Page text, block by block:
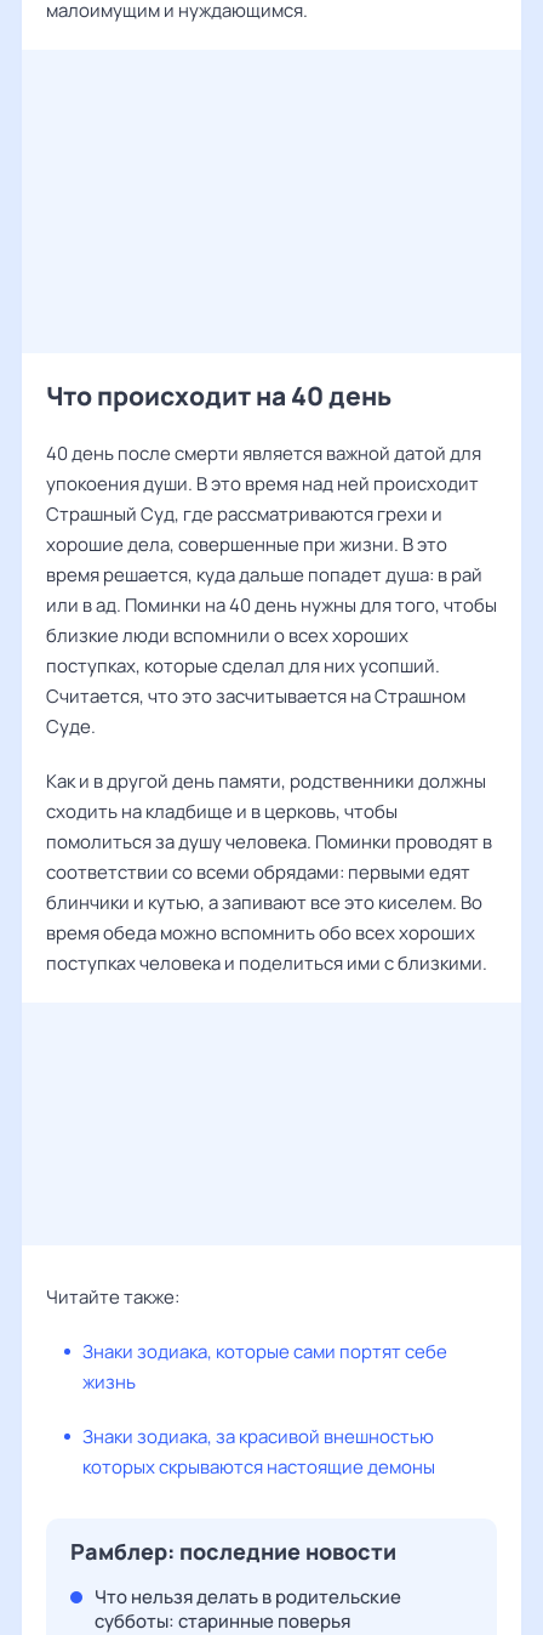
малоимущим и нуждающимся.
Что происходит на 40 день
40 день после смерти является важной датой для
упокоения души. В это время над ней происходит
Страшный Суд, где рассматриваются грехи и
хорошие дела, совершенные при жизни. В это
время решается, куда дальше попадет душа: в рай
или в ад. Поминки на 40 день нужны для того, чтобы
близкие люди вспомнили о всех хороших
поступках, которые сделал для них усопший.
Считается, что это засчитывается на Страшном
Суде.
Как и в другой день памяти, родственники должны
сходить на кладбище и в церковь, чтобы
помолиться за душу человека. Поминки проводят в
соответствии со всеми обрядами: первыми едят
блинчики и кутью, а запивают все это киселем. Во
время обеда можно вспомнить обо всех хороших
поступках человека и поделиться ими с близкими.
Читайте также:
Знаки зодиака, которые сами портят себе
жизнь
Знаки зодиака, за красивой внешностью
которых скрываются настоящие демоны
Рамблер: последние новости
Что нельзя делать в родительские
субботы: старинные поверья